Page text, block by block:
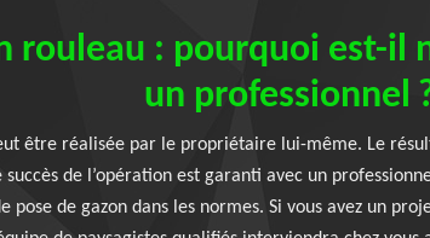
rouleau : pourquoi est-il
un professionnel
être réalisée par le propriétaire lui-même. Le
de l’opération est garanti avec un
de gazon dans les normes. Si vous avez un